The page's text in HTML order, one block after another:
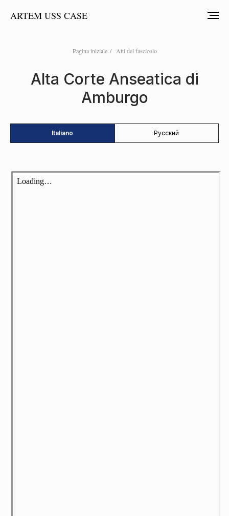
ARTEM USS CASE
Pagina iniziale / Atti del fascicolo
Alta Corte Anseatica di
Amburgo
Italiano Русский